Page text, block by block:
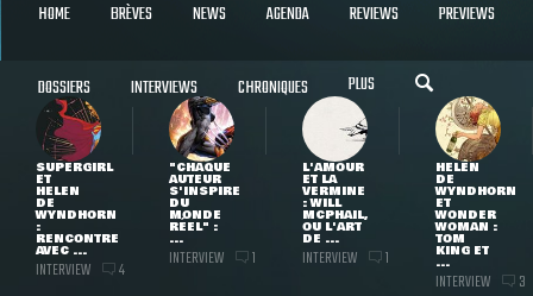
HOME BRÈVES NEWS AGENDA REVIEWS PREVIEWS
DOSSIERS INTERVIEWS CHRONIQUES PLUS
SUPERGIRL
ET
HELEN
DE
WYNDHORN
:
RENCONTRE
AVEC ...
INTERVIEW 4
"CHAQUE
AUTEUR
S'INSPIRE
DU
MONDE
RÉEL" :
...
INTERVIEW 1
L'AMOUR
ET LA
VERMINE
: WILL
MCPHAIL,
OU L'ART
DE ...
INTERVIEW 1
HELEN
DE
WYNDHORN
ET
WONDER
WOMAN :
TOM
KING ET
...
INTERVIEW 3